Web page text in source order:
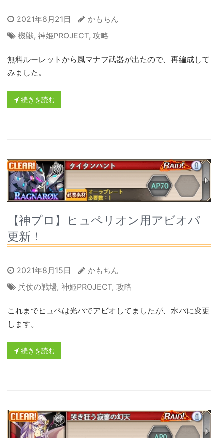
2021年8月21日
かもちん
機獣, 神姫PROJECT, 攻略
無料ルーレットから風マナフ武器が出たので、再編成して
みました。
続きを読む
【神プロ】ヒュペリオン用アビオパ
更新！
2021年8月15日
かもちん
兵仗の戦場, 神姫PROJECT, 攻略
これまでヒュペは光パでアビオしてましたが、水パに変更
します。
続きを読む